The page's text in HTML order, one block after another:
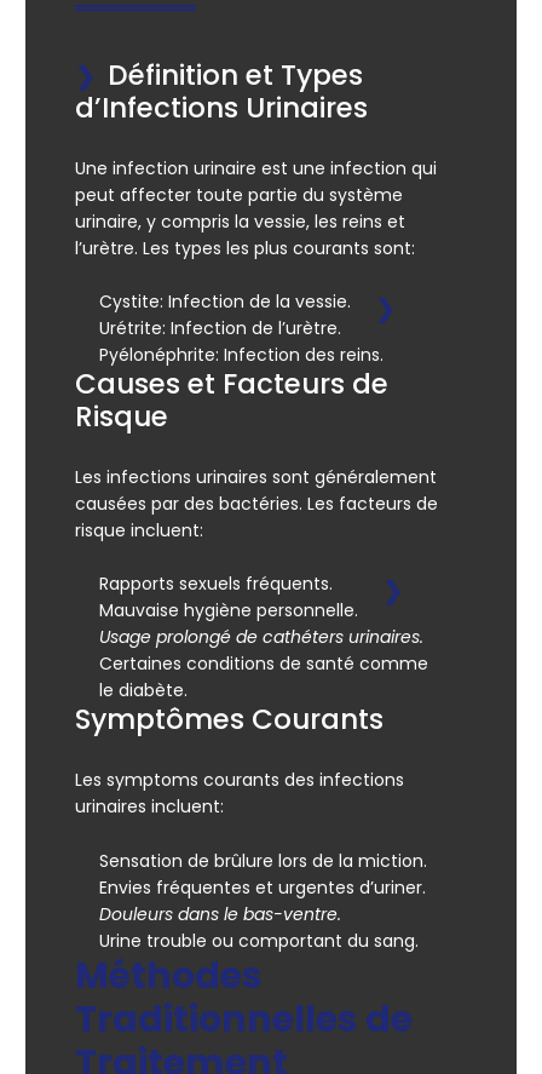
Définition et Types
d’Infections Urinaires
Une infection urinaire est une infection qui
peut affecter toute partie du système
urinaire, y compris la vessie, les reins et
l’urètre. Les types les plus courants sont:
Cystite: Infection de la vessie.
Urétrite: Infection de l’urètre.
Pyélonéphrite: Infection des reins.
Causes et Facteurs de
Risque
Les infections urinaires sont généralement
causées par des bactéries. Les facteurs de
risque incluent:
Rapports sexuels fréquents.
Mauvaise hygiène personnelle.
Usage prolongé de cathéters urinaires.
Certaines conditions de santé comme
le diabète.
Symptômes Courants
Les symptoms courants des infections
urinaires incluent:
Sensation de brûlure lors de la miction.
Envies fréquentes et urgentes d’uriner.
Douleurs dans le bas-ventre.
Urine trouble ou comportant du sang.
Méthodes
Traditionnelles de
Traitement